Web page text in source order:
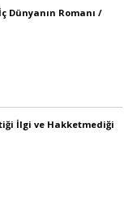
Dünyanın Romanı /
İlgi ve Hakketmediği